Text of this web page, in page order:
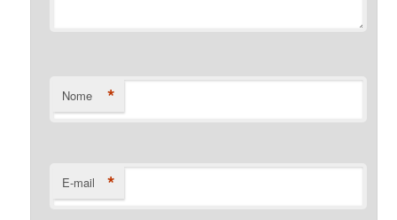
Nome *
E-mail *